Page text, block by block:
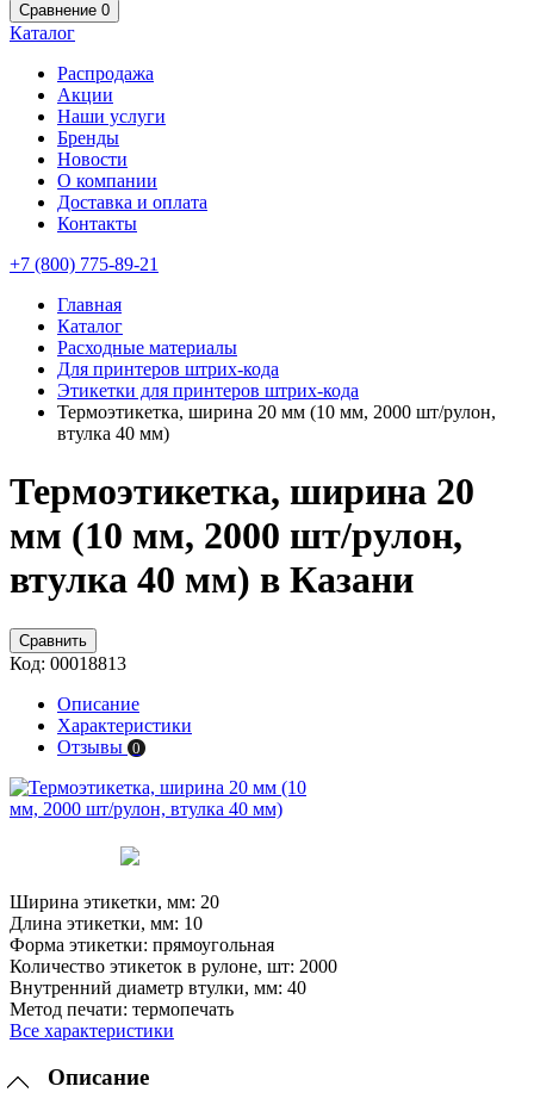
Сравнение 0
Каталог
Распродажа
Акции
Наши услуги
Бренды
Новости
О компании
Доставка и оплата
Контакты
+7 (800) 775-89-21
Главная
Каталог
Расходные материалы
Для принтеров штрих-кода
Этикетки для принтеров штрих-кода
Термоэтикетка, ширина 20 мм (10 мм, 2000 шт/рулон,
втулка 40 мм)
Термоэтикетка, ширина 20
мм (10 мм, 2000 шт/рулон,
втулка 40 мм) в Казани
Сравнить
Код: 00018813
Описание
Характеристики
Отзывы 0
Ширина этикетки, мм: 20
Длина этикетки, мм: 10
Форма этикетки: прямоугольная
Количество этикеток в рулоне, шт: 2000
Внутренний диаметр втулки, мм: 40
Метод печати: термопечать
Все характеристики
Описание